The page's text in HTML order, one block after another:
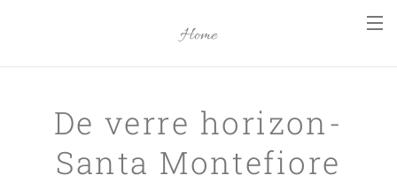
Home
De verre horizon-
Santa Montefiore